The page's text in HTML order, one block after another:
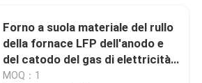
Forno a suola materiale del rullo
della fornace LFP dell'anodo e
del catodo del gas di elettricità
del litio del ferro del catodo
MOQ：1